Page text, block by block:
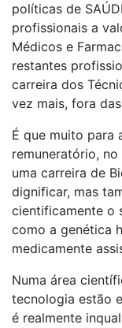
políticas de
profissionais a
Médicos e
restantes
carreira dos
vez mais, fora
É que muito para
remuneratório,
uma carreira de
dignificar, mas
cientificamente o
como a genética
medicamente
Numa área
tecnologia estão
é realmente